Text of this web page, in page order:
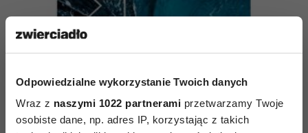
Odpowiedzialne wykorzystanie Twoich danych
Wraz z naszymi 1022 partnerami przetwarzamy Twoje
osobiste dane, np. adres IP, korzystając z takich